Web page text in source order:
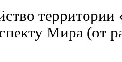
Мира (от